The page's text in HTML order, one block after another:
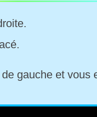
gauche et vous